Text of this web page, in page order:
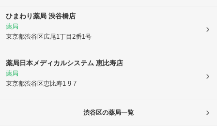
ひまわり薬局 渋谷橋店
薬局
東京都渋谷区広尾1丁目2番1号
薬局日本メディカルシステム 恵比寿店
薬局
東京都渋谷区恵比寿1-9-7
渋谷区の薬局一覧